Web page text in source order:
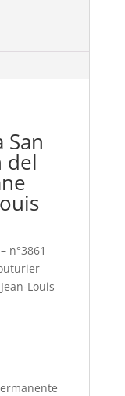
San
del
n°3861
Louis